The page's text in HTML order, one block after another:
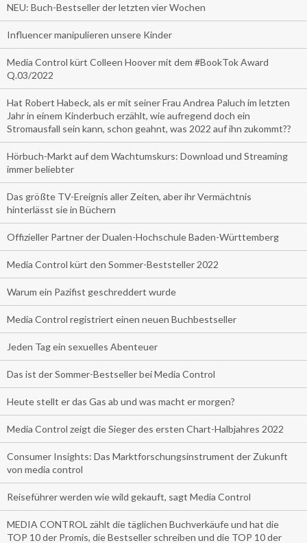
NEU: Buch-Bestseller der letzten vier Wochen
Influencer manipulieren unsere Kinder
Media Control kürt Colleen Hoover mit dem #BookTok Award
Q.03/2022
Hat Robert Habeck, als er mit seiner Frau Andrea Paluch im letzten
Jahr in einem Kinderbuch erzählt, wie aufregend doch ein
Stromausfall sein kann, schon geahnt, was 2022 auf ihn zukommt??
Hörbuch-Markt auf dem Wachtumskurs: Download und Streaming
immer beliebter
Das größte TV-Ereignis aller Zeiten, aber ihr Vermächtnis
hinterlässt sie in Büchern
Offizieller Partner der Dualen-Hochschule Baden-Württemberg
Media Control kürt den Sommer-Beststeller 2022
Warum ein Pazifist geschreddert wurde
Media Control registriert einen neuen Buchbestseller
Jeden Tag ein sexuelles Abenteuer
Das ist der Sommer-Bestseller bei Media Control
Heute stellt er das Gas ab und was macht er morgen?
Media Control zeigt die Sieger des ersten Chart-Halbjahres 2022
Consumer Insights: Das Marktforschungsinstrument der Zukunft
von media control
Reiseführer werden wie wild gekauft, sagt Media Control
MEDIA CONTROL zählt die täglichen Buchverkäufe und hat die
TOP 10 der Promis, die Bestseller schreiben und die TOP 10 der